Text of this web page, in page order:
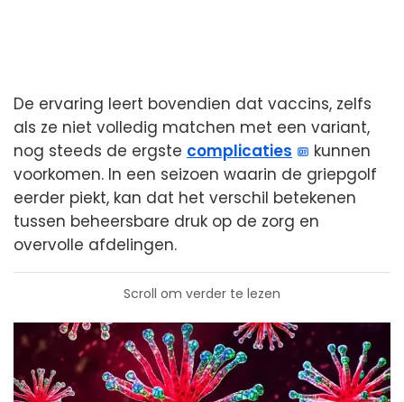
De ervaring leert bovendien dat vaccins, zelfs
als ze niet volledig matchen met een variant,
nog steeds de ergste complicaties
kunnen
voorkomen. In een seizoen waarin de griepgolf
eerder piekt, kan dat het verschil betekenen
tussen beheersbare druk op de zorg en
overvolle afdelingen.
Scroll om verder te lezen